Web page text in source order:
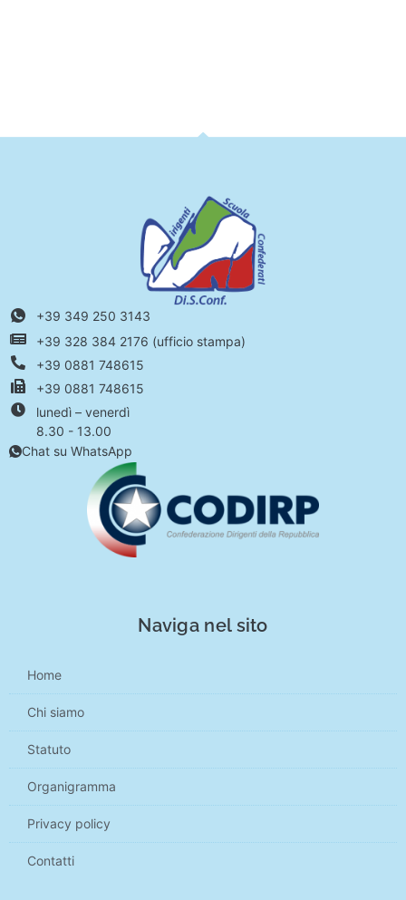
+39 349 250 3143
+39 328 384 2176 (ufficio stampa)
+39 0881 748615
+39 0881 748615
lunedì – venerdì
8.30 - 13.00
Chat su WhatsApp
Naviga nel sito
Home
Chi siamo
Statuto
Organigramma
Privacy policy
Contatti